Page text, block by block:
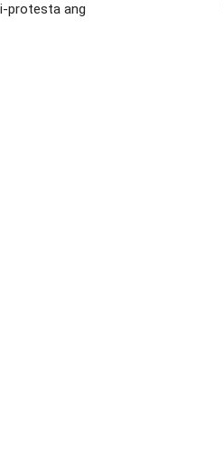
protesta ang